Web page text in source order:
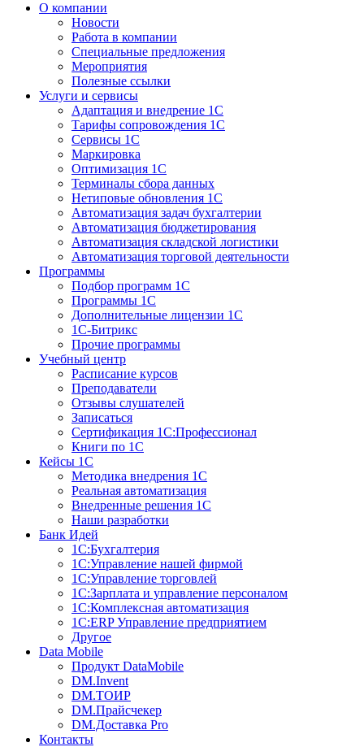
О компании
Новости
Работа в компании
Специальные предложения
Мероприятия
Полезные ссылки
Услуги и сервисы
Адаптация и внедрение 1С
Тарифы сопровождения 1С
Сервисы 1С
Маркировка
Оптимизация 1С
Терминалы сбора данных
Нетиповые обновления 1С
Автоматизация задач бухгалтерии
Автоматизация бюджетирования
Автоматизация складской логистики
Автоматизация торговой деятельности
Программы
Подбор программ 1С
Программы 1С
Дополнительные лицензии 1С
1С-Битрикс
Прочие программы
Учебный центр
Расписание курсов
Преподаватели
Отзывы слушателей
Записаться
Сертификация 1С:Профессионал
Книги по 1С
Кейсы 1С
Методика внедрения 1С
Реальная автоматизация
Внедренные решения 1С
Наши разработки
Банк Идей
1С:Бухгалтерия
1С:Управление нашей фирмой
1С:Управление торговлей
1С:Зарплата и управление персоналом
1С:Комплексная автоматизация
1С:ERP Управление предприятием
Другое
Data Mobile
Продукт DataMobile
DM.Invent
DM.ТОИР
DM.Прайсчекер
DM.Доставка Pro
Контакты